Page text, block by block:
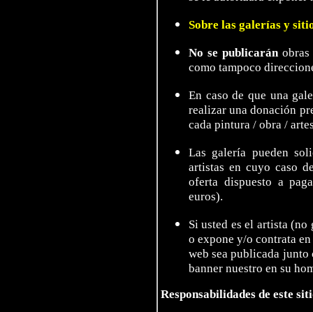
Sobre las galerías y
No se publicaránobras
como tampoco
En caso de que una
realizar una donación
cada pintura / obra /
Las galería pueden
artistas en cuyo caso
oferta dispuesto a
euros).
Si usted es el artista
o expone y/o contrata
web sea publicada
banner nuestro en su
Responsabilidades de este